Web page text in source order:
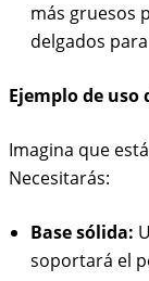
más gruesos
delgados
Ejemplo de uso
Imagina que
Necesitarás:
Base sólida:
soportará el